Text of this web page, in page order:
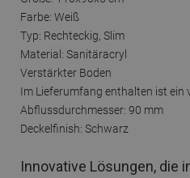
Farbe: Weiß
Typ: Rechteckig, Slim
Material: Sanitäracryl
Verstärkter Boden
Im Lieferumfang enthalten ist ein
Abflussdurchmesser: 90 mm
Deckelfinish: Schwarz
Innovative Lösungen, die